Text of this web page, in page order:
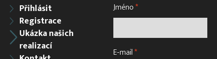
Přihlásit
Registrace
Ukázka našich
realizací
Jméno*
E-mail*